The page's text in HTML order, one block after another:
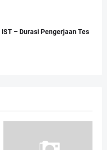
IST – Durasi Pengerjaan Tes